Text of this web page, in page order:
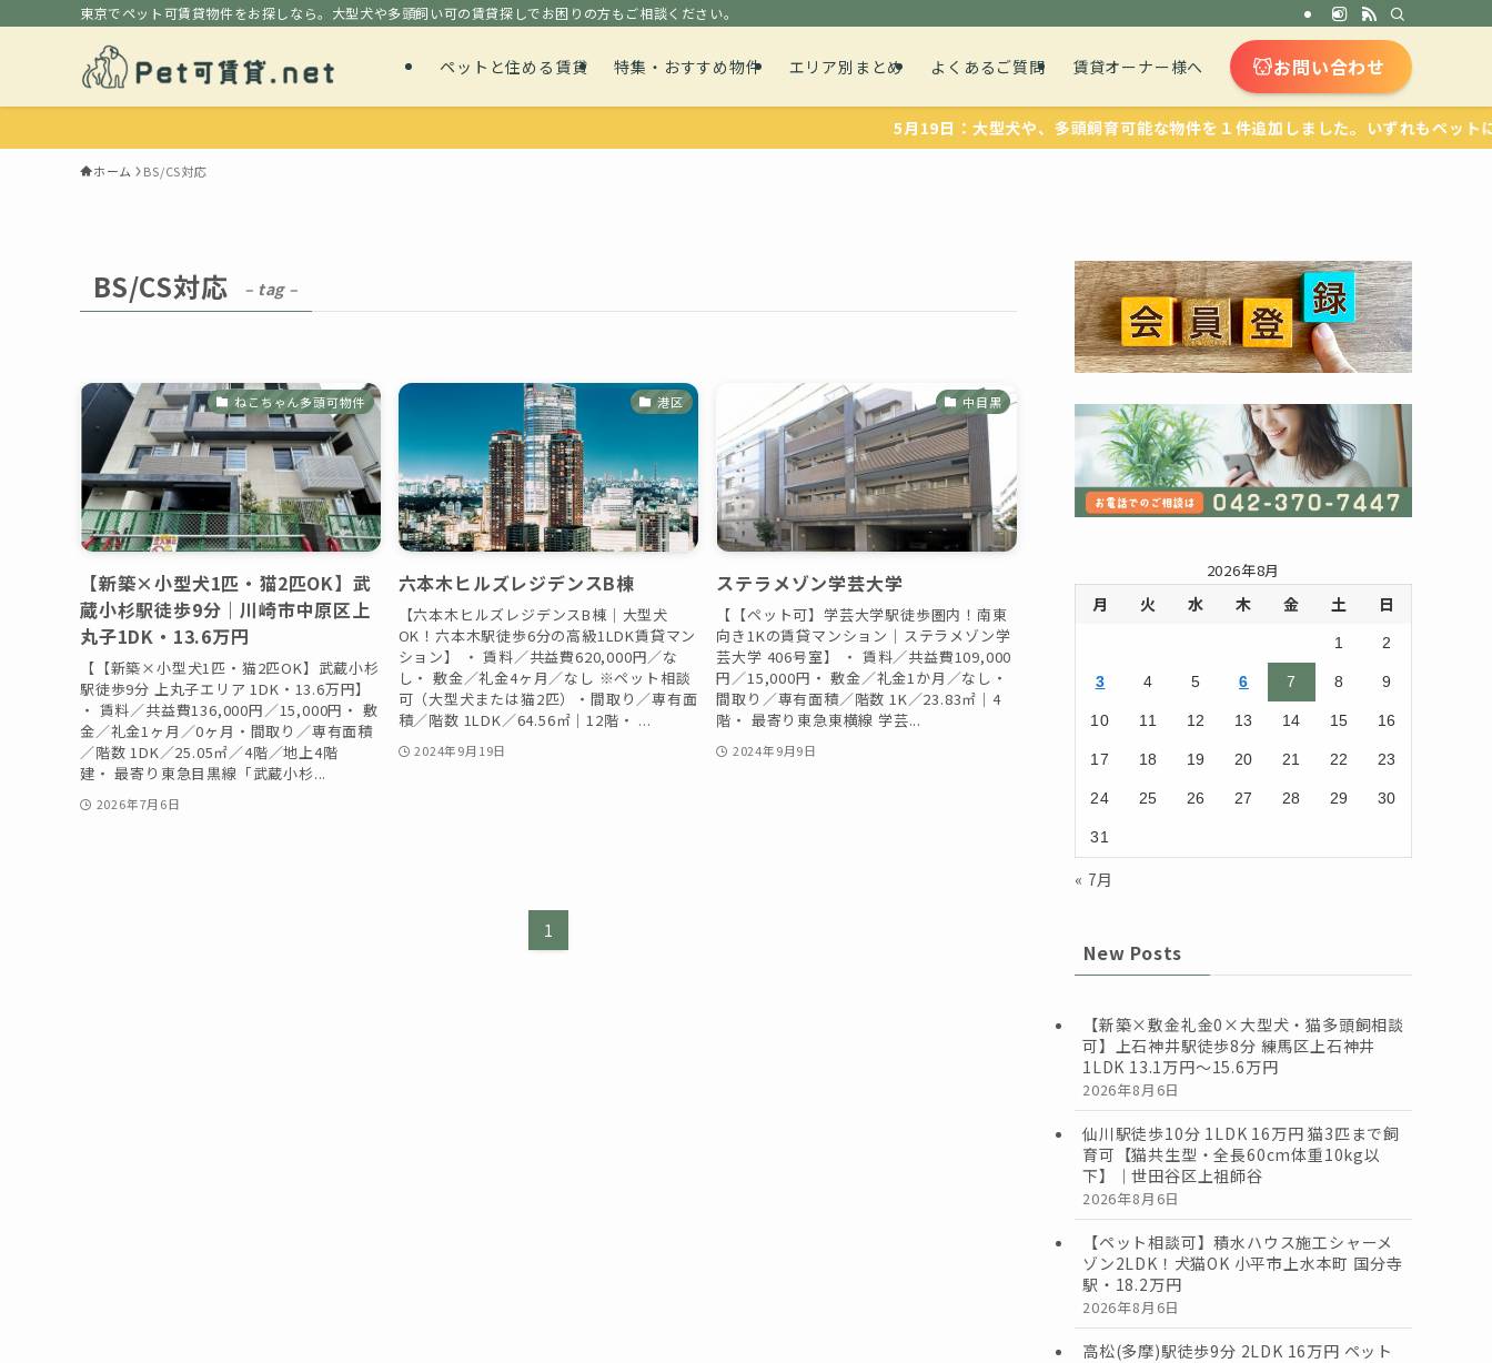
東京でペット可賃貸物件をお探しなら。大型犬や多頭飼い可の賃貸探しでお困りの方もご相談ください。
ペットと住める賃貸 特集・おすすめ物件 エリア別まとめ よくあるご質問 賃貸オーナー様へ お問い合わせ
5月19日：大型犬や、多頭飼育可能な物件を１件追加しました。いずれもペットに優し
ホーム BS/CS対応
BS/CS対応 – tag –
ねこちゃん多頭可物件
【新築×小型犬1匹・猫2匹OK】武
蔵小杉駅徒歩9分｜川崎市中原区上
丸子1DK・13.6万円
【【新築×小型犬1匹・猫2匹OK】武蔵小杉
駅徒歩9分 上丸子エリア 1DK・13.6万円】
・ 賃料／共益費136,000円／15,000円・ 敷
金／礼金1ヶ月／0ヶ月・間取り／専有面積
／階数 1DK／25.05㎡／4階／地上4階
建・ 最寄り東急目黒線「武蔵小杉...
2026年7月6日
港区
六本木ヒルズレジデンスB棟
【六本木ヒルズレジデンスB棟｜大型犬
OK！六本木駅徒歩6分の高級1LDK賃貸マン
ション】 ・ 賃料／共益費620,000円／な
し・ 敷金／礼金4ヶ月／なし ※ペット相談
可（大型犬または猫2匹）・間取り／専有面
積／階数 1LDK／64.56㎡｜12階・ ...
2024年9月19日
中目黒
ステラメゾン学芸大学
【【ペット可】学芸大学駅徒歩圏内！南東
向き1Kの賃貸マンション｜ステラメゾン学
芸大学 406号室】 ・ 賃料／共益費109,000
円／15,000円・ 敷金／礼金1か月／なし・
間取り／専有面積／階数 1K／23.83㎡｜4
階・ 最寄り東急東横線 学芸...
2024年9月9日
1
2026年8月
月 火 水 木 金 土 日
1 2
3 4 5 6 7 8 9
10 11 12 13 14 15 16
17 18 19 20 21 22 23
24 25 26 27 28 29 30
31
« 7月
New Posts
【新築×敷金礼金0×大型犬・猫多頭飼相談
可】上石神井駅徒歩8分 練馬区上石神井
1LDK 13.1万円〜15.6万円
2026年8月6日
仙川駅徒歩10分 1LDK 16万円 猫3匹まで飼
育可【猫共生型・全長60cm体重10kg以
下】｜世田谷区上祖師谷
2026年8月6日
【ペット相談可】積水ハウス施工シャーメ
ゾン2LDK！犬猫OK 小平市上水本町 国分寺
駅・18.2万円
2026年8月6日
高松(多摩)駅徒歩9分 2LDK 16万円 ペット